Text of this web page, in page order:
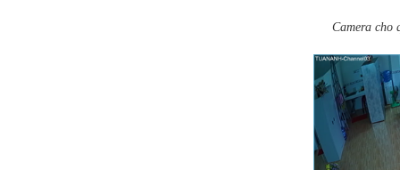
Camera cho